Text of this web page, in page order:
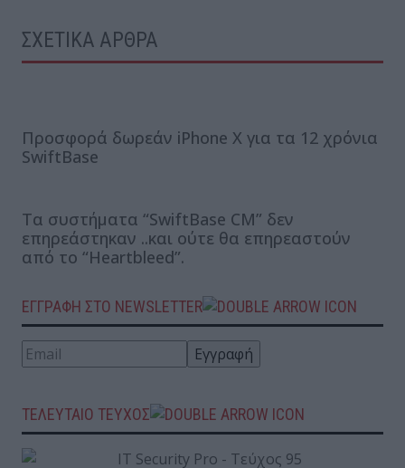
ΣΧΕΤΙΚΑ ΑΡΘΡΑ
Προσφορά δωρεάν iPhone X για τα 12 χρόνια
SwiftBase
Τα συστήματα “SwiftBase CM” δεν
επηρεάστηκαν ..και ούτε θα επηρεαστούν
από το “Heartbleed”.
ΕΓΓΡΑΦΗ ΣΤΟ NEWSLETTER
ΤΕΛΕΥΤΑΙΟ ΤΕΥΧΟΣ